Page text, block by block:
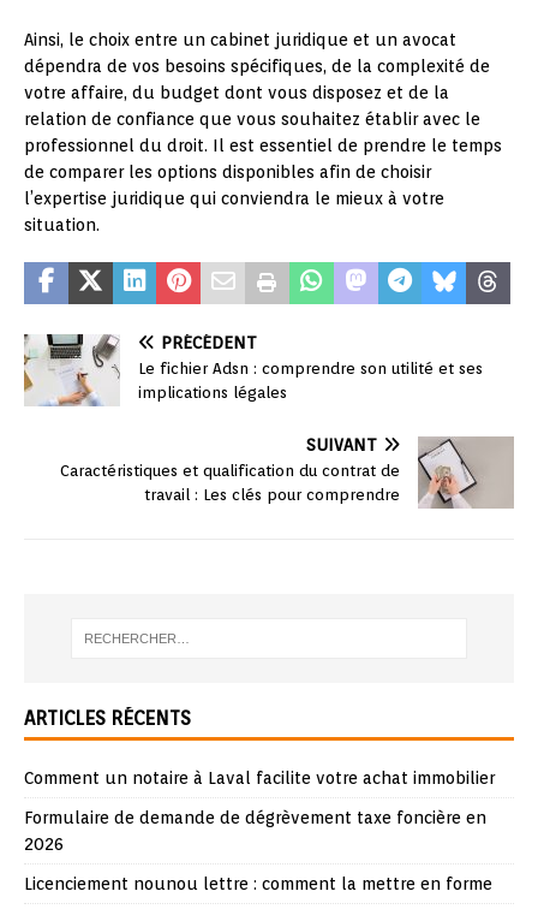
Ainsi, le choix entre un cabinet juridique et un avocat
dépendra de vos besoins spécifiques, de la complexité de
votre affaire, du budget dont vous disposez et de la
relation de confiance que vous souhaitez établir avec le
professionnel du droit. Il est essentiel de prendre le temps
de comparer les options disponibles afin de choisir
l’expertise juridique qui conviendra le mieux à votre
situation.
PRÉCÉDENT
Le fichier Adsn : comprendre son utilité et ses
implications légales
SUIVANT
Caractéristiques et qualification du contrat de
travail : Les clés pour comprendre
ARTICLES RÉCENTS
Comment un notaire à Laval facilite votre achat immobilier
Formulaire de demande de dégrèvement taxe foncière en
2026
Licenciement nounou lettre : comment la mettre en forme